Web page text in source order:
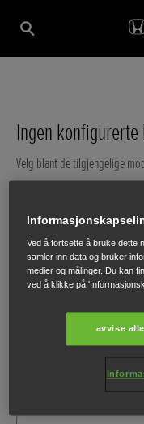
Ingen
Velg blant de tilgjengelige
Ved å fortsette å bruke dette
samler inn data og bruker
medier og målinger. Du kan
ved å klikke på
avvise alle